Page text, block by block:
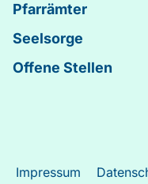
Pfarrämter
Seelsorge
Offene Stellen
Impressum